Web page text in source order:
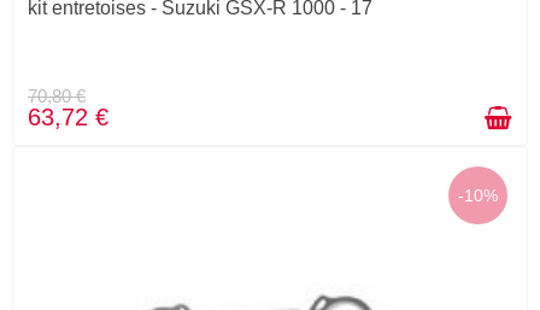
kit entretoises - Suzuki GSX-R 1000 - 17
70,80 €
63,72 €
-10%